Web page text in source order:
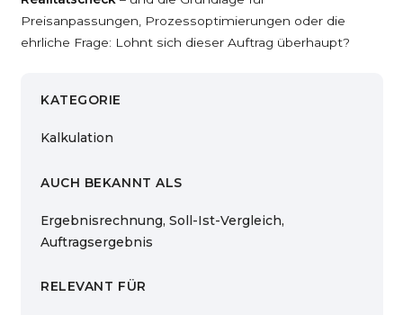
Preisanpassungen, Prozessoptimierungen oder die
ehrliche Frage: Lohnt sich dieser Auftrag überhaupt?
KATEGORIE
Kalkulation
AUCH BEKANNT ALS
Ergebnisrechnung, Soll-Ist-Vergleich,
Auftragsergebnis
RELEVANT FÜR